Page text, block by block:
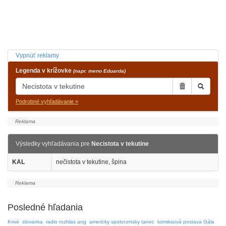
Vypnúť reklamy
Legenda v krížovke (napr. meno Eduarda)
Podrobné vyhľadávanie »
Výsledky vyhľadávania pre Necistota v tekutine
KAL nečistota v tekutine, špina
Posledné hľadania
Krivé slovanka radio rozhlas ang americky spolocensky tanec komiksová postava Gála